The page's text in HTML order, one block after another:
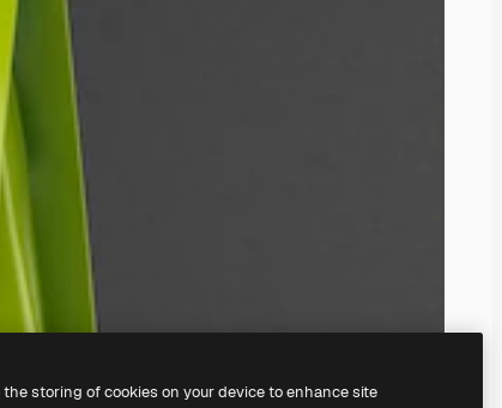
storing of cookies on your device to enhance site